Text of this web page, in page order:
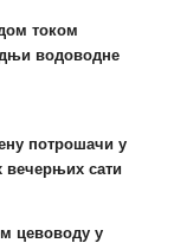
током
водоводне
потрошачи у
вечерњих сати
цевоводу у